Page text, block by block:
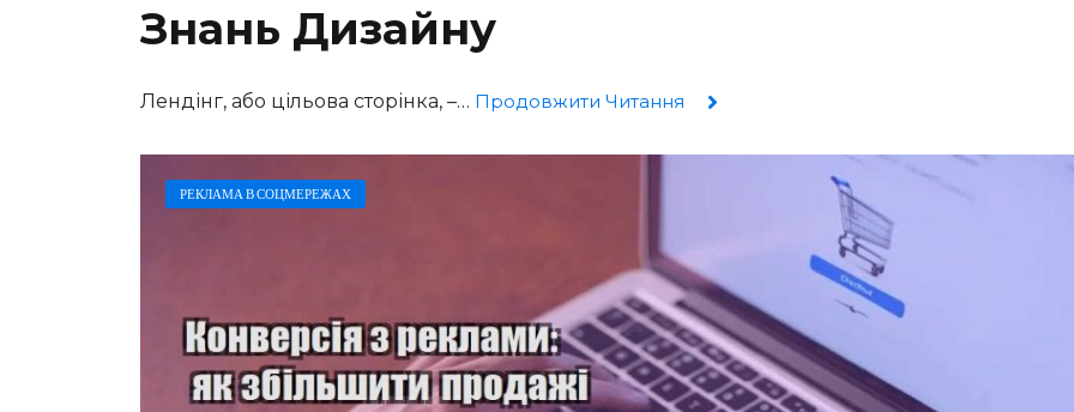
Знань Дизайну
Лендінг, або цільова сторінка, –… Продовжити Читання
РЕКЛАМА В СОЦМЕРЕЖАХ